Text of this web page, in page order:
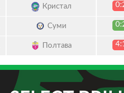
Кристал
Суми
Полтава